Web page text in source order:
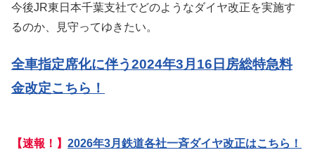
今後JR東日本千葉支社でどのようなダイヤ改正を実施す
るのか、見守ってゆきたい。
全車指定席化に伴う2024年3月16日房総特急料
金改定こちら！
【速報！】 2026年3月鉄道各社一斉ダイヤ改正はこちら！